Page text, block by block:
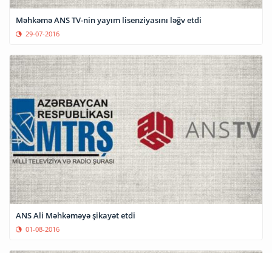
Məhkəmə ANS TV-nin yayım lisenziyasını ləğv etdi
29-07-2016
ANS Ali Məhkəməyə şikayət etdi
01-08-2016